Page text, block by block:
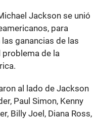
Jackson se unió
para
ganancias de las
problema de la
al lado de Jackson
Paul Simon, Kenny
Billy Joel, Diana Ross,